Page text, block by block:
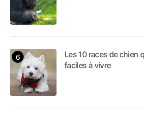
Les 10 races de chien
faciles à vivre